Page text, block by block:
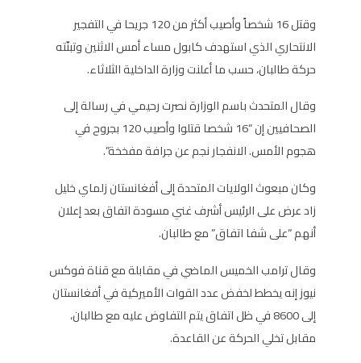
وقتل 16 شخصاً وأصيب أكثر من 120 جريحا في التفجير
الانتحاري الذي استهدف كابول مساء أمس الاثنين وتبنّته
حركة طالبان، حسب ما أعلنت وزارة الداخلية الثلاثاء.
وقال المتحدث باسم الوزارة نصرت رحيمي في رسالة إلى
الصحافيين إن “16 شخصا قتلوا وأصيب 120 بجروح في
هجوم الأمس. الانفجار نجم عن جرافة مفخخة”.
وكان مبعوث الولايات المتحدة إلى أفغانستان زلماي خليل
زاد عرض على الرئيس أشرف غني مسودة اتفاق بعد إعلان
أنهم “على شفا اتفاق” مع طالبان.
وقال ترامب الخميس الماضي في مقابلة مع قناة فوكس
نيوز إنه يخطط لخفض عدد القوات الأميركية في أفغانستان
إلى 8600 في ظل اتفاق يتم التفاوض عليه مع طالبان،
مقابل تخلي الحركة عن القاعدة.